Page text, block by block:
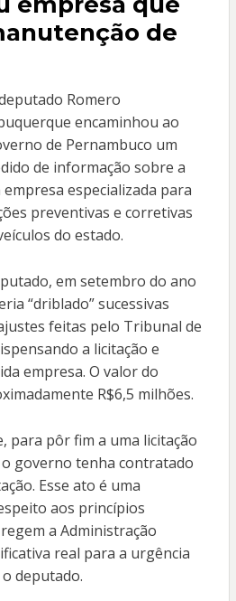
de
Romero
encaminhou ao
de Pernambuco um
de informação sobre a
especializada para
preventivas e corretivas
do estado.
em setembro do ano
“driblado” sucessivas
feitas pelo Tribunal de
a licitação e
empresa. O valor do
R$6,5 milhões.
para pôr fim a uma licitação
governo tenha contratado
Esse ato é uma
aos princípios
a Administração
real para a urgência
deputado.